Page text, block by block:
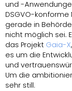
und -
DSGVO-
gerade in
nicht möglich sei.
das Projekt Gaia-X
es um die
und
Um die
sehr still.